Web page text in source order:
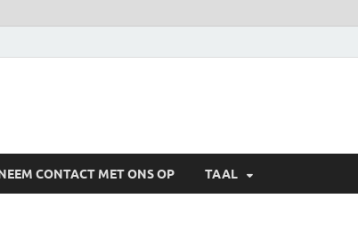
CONTACT MET ONS OP TAAL